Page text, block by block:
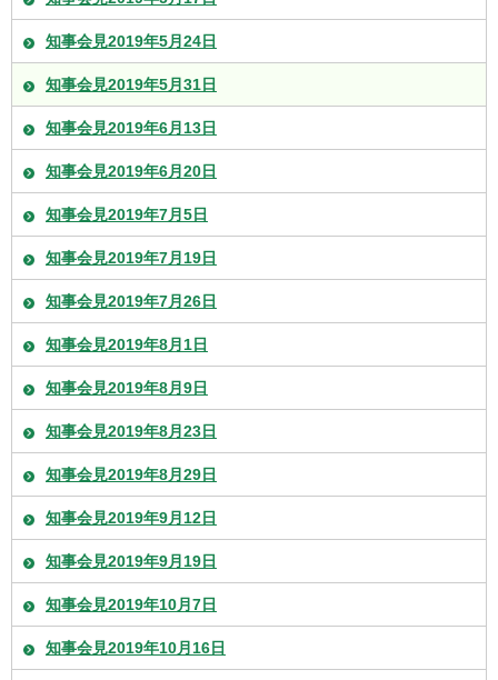
知事会見2019年5月24日
知事会見2019年5月31日
知事会見2019年6月13日
知事会見2019年6月20日
知事会見2019年7月5日
知事会見2019年7月19日
知事会見2019年7月26日
知事会見2019年8月1日
知事会見2019年8月9日
知事会見2019年8月23日
知事会見2019年8月29日
知事会見2019年9月12日
知事会見2019年9月19日
知事会見2019年10月7日
知事会見2019年10月16日